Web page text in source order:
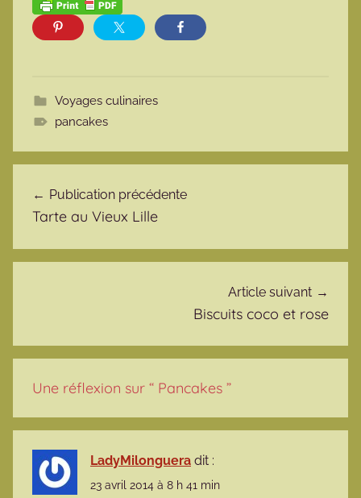
Voyages culinaires
pancakes
Publication précédente
Tarte au Vieux Lille
Article suivant
Biscuits coco et rose
Une réflexion sur “ Pancakes ”
LadyMilonguera dit :
23 avril 2014 à 8 h 41 min